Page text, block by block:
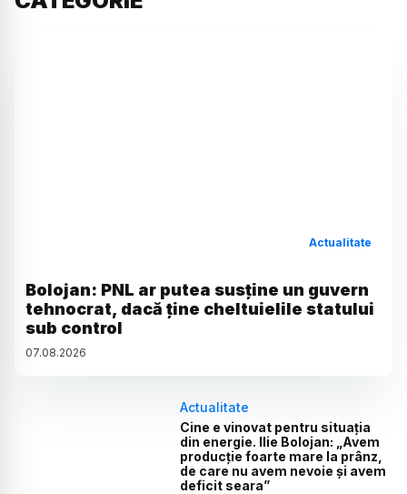
Actualitate
Bolojan: PNL ar putea susține un guvern
tehnocrat, dacă ține cheltuielile statului
sub control
07.08.2026
Actualitate
Cine e vinovat pentru situația
din energie. Ilie Bolojan: „Avem
producție foarte mare la prânz,
de care nu avem nevoie și avem
deficit seara”